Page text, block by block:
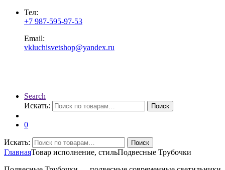
Тел:
+7 987-595-97-53
Email:
vkluchisvetshop@yandex.ru
Search
Искать:
Поиск
0
Искать: Поиск
ГлавнаяТовар исполнение, стильПодвесные Трубочки